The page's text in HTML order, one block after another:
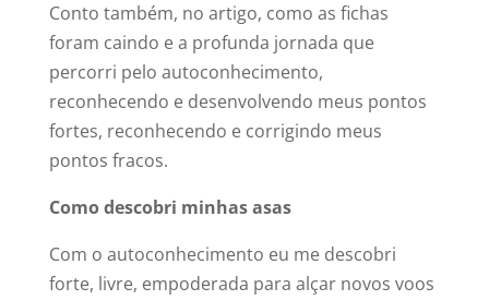
Conto também, no artigo, como as fichas
foram caindo e a profunda jornada que
percorri pelo autoconhecimento,
reconhecendo e desenvolvendo meus pontos
fortes, reconhecendo e corrigindo meus
pontos fracos.
Como descobri minhas asas
Com o autoconhecimento eu me descobri
forte, livre, empoderada para alçar novos voos